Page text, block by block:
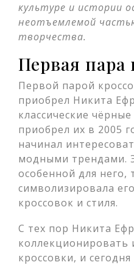
культуре и истории
неотъемлемой
творчества.
Первая пара
Первой парой
приобрел Никита
классические
приобрел их в 2005
начинал
модными трендами.
особенной для него,
символизировала
кроссовок и стиля.
С тех пор Никита
коллекционировать
кроссовки, и